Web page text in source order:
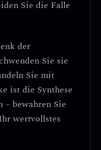
Sie die Falle
der
Sie sie
Sie mit
ist die Synthese
– bewahren Sie
wertvollstes